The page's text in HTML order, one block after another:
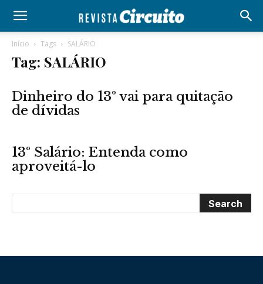
Início Tags SALÁRIO
Tag: SALÁRIO
Dinheiro do 13º vai para quitação
de dívidas
13º Salário: Entenda como
aproveitá-lo